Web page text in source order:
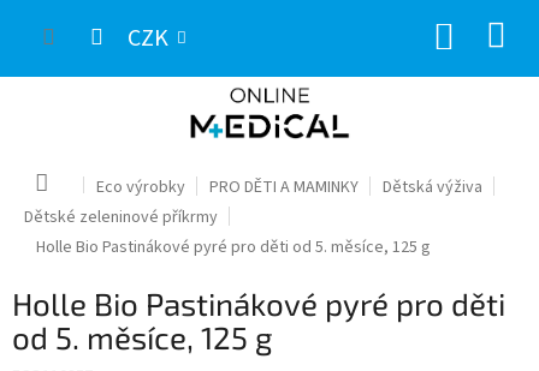
CZK
Domů Eco výrobky PRO DĚTI A MAMINKY
Dětská výživa
Dětské zeleninové příkrmy
Holle Bio Pastinákové pyré pro děti od 5. měsíce, 125 g
Holle Bio Pastinákové pyré pro děti
od 5. měsíce, 125 g